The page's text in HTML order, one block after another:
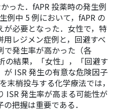
った．fAPR 投薬時の発生例
例中 5 例において，fAPR の
が必要となった．女性で，特
レジメン症例と，回避すべ
で発生率が高かった（各
の結果，「女性」，「回避す
ISR 発生の有意な危険因子
末梢投与する化学療法では，
ISR 発生率が高まる可能性が
把握は重要である．